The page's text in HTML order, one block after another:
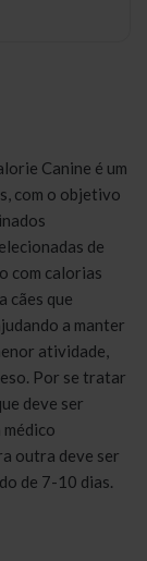
Canine é um
com o objetivo
de
com calorias
cães que
a manter
atividade,
Por se tratar
deve ser
outra deve ser
de 7-10 dias.